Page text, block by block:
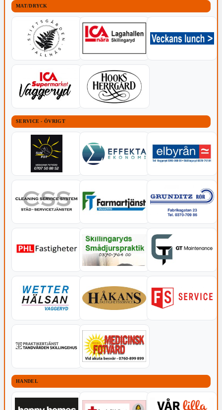
MAT/DRYCK
SERVICE - ÖVRIGT
HANDEL